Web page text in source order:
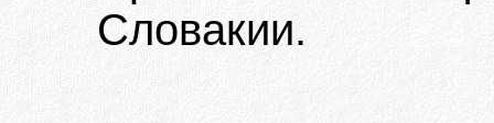
Словакии.